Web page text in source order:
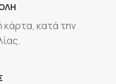
κάρτα, κατά την